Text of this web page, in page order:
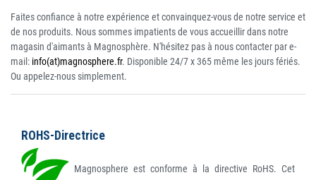
Faites confiance à notre expérience et convainquez-vous de notre service et
de nos produits. Nous sommes impatients de vous accueillir dans notre
magasin d'aimants à Magnosphère. N'hésitez pas à nous contacter par e-
mail: info(at)magnosphere.fr. Disponible 24/7 x 365 même les jours fériés.
Ou appelez-nous simplement.
ROHS-Directrice
Magnosphere est conforme à la directive RoHS. Cet